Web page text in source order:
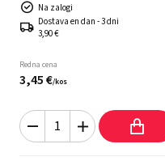
Na zalogi
Dostava en dan - 3 dni
3,90 €
Redna cena
3,45€/kos